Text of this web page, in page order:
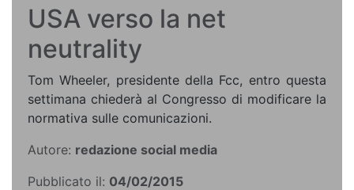
USA verso la net
neutrality
Tom Wheeler, presidente della Fcc, entro questa
settimana chiederà al Congresso di modificare la
normativa sulle comunicazioni.
Autore: redazione social media
Pubblicato il: 04/02/2015